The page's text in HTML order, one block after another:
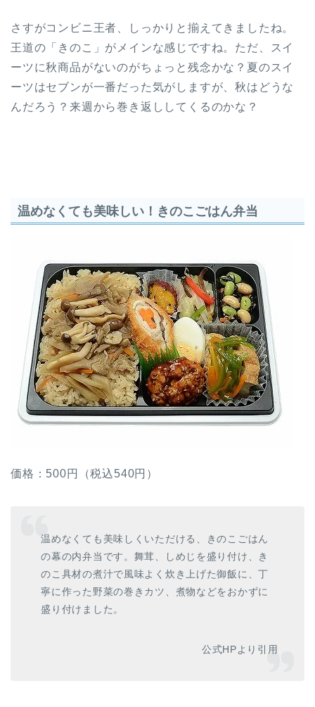
さすがコンビニ王者、しっかりと揃えてきましたね。
王道の「きのこ」がメインな感じですね。ただ、スイ
ーツに秋商品がないのがちょっと残念かな？夏のスイ
ーツはセブンが一番だった気がしますが、秋はどうな
んだろう？来週から巻き返ししてくるのかな？
温めなくても美味しい！きのこごはん弁当
価格：500円（税込540円）
温めなくても美味しくいただける、きのこごはん
の幕の内弁当です。舞茸、しめじを盛り付け、き
のこ具材の煮汁で風味よく炊き上げた御飯に、丁
寧に作った野菜の巻きカツ、煮物などをおかずに
盛り付けました。
公式HPより引用